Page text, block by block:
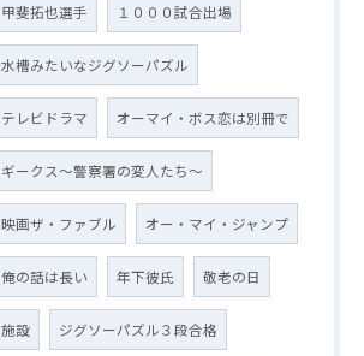
甲斐拓也選手 １０００試合出場
水槽みたいなジグソーパズル
テレビドラマ オーマイ・ボス恋は別冊で
ギークス～警察署の変人たち～
映画ザ・ファブル オー・マイ・ジャンプ
俺の話は長い 年下彼氏 敬老の日
施設 ジグソーパズル３段合格